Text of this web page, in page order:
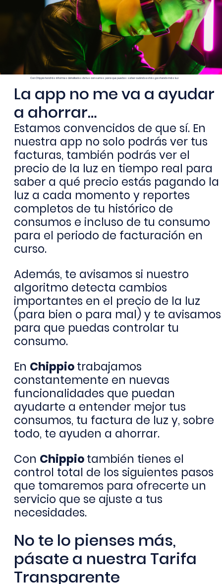
Con Chippio tendrás informes detallados de tus consumos para que puedas saber cuándo estás gastando más luz
La app no me va a ayudar
a ahorrar…
Estamos convencidos de que sí. En
nuestra app no solo podrás ver tus
facturas, también podrás ver el
precio de la luz en tiempo real para
saber a qué precio estás pagando la
luz a cada momento y reportes
completos de tu histórico de
consumos e incluso de tu consumo
para el periodo de facturación en
curso.
Además, te avisamos si nuestro
algoritmo detecta cambios
importantes en el precio de la luz
(para bien o para mal) y te avisamos
para que puedas controlar tu
consumo.
En Chippiotrabajamos
constantemente en nuevas
funcionalidades que puedan
ayudarte a entender mejor tus
consumos, tu factura de luz y, sobre
todo, te ayuden a ahorrar.
Con Chippiotambién tienes el
control total de los siguientes pasos
que tomaremos para ofrecerte un
servicio que se ajuste a tus
necesidades.
No te lo pienses más,
pásate a nuestra Tarifa
Transparente